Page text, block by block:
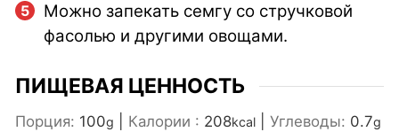
Можно запекать семгу со стручковой
фасолью и другими овощами.
ПИЩЕВАЯ ЦЕННОСТЬ
Порция: 100g Калории : 208kcal Углеводы: 0.7g